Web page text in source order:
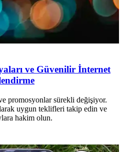
ve Güvenilir İnternet
promosyonlar sürekli değişiyor.
uygun teklifleri takip edin ve
hakim olun.